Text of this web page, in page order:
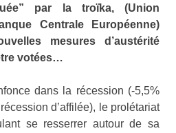
par la troïka, (Union
Centrale Européenne)
mesures d’austérité
votées…
dans la récession (-5,5%
d’affilée), le prolétariat
se resserrer autour de sa